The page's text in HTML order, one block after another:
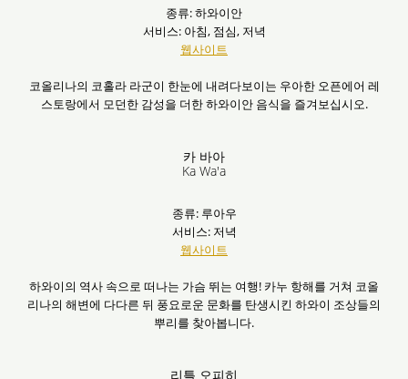
종류: 하와이안
서비스: 아침, 점심, 저녁
웹사이트
코올리나의 코홀라 라군이 한눈에 내려다보이는 우아한 오픈에어 레
스토랑에서 모던한 감성을 더한 하와이안 음식을 즐겨보십시오.
카 바아
Ka Wa'a
종류: 루아우
서비스: 저녁
웹사이트
하와이의 역사 속으로 떠나는 가슴 뛰는 여행! 카누 항해를 거쳐 코올
리나의 해변에 다다른 뒤 풍요로운 문화를 탄생시킨 하와이 조상들의
뿌리를 찾아봅니다.
리틀 오피히